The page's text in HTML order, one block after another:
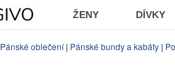
ŽENY DÍVKY
Pánské oblečení| Pánské bundy a kabáty |